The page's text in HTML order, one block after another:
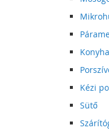
Kézi
Sütő